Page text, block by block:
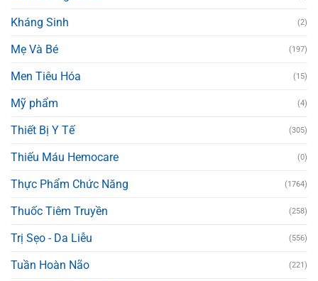
Kháng Sinh (2)
Mẹ Và Bé (197)
Men Tiêu Hóa (15)
Mỹ phẩm (4)
Thiết Bị Y Tế (305)
Thiếu Máu Hemocare (0)
Thực Phẩm Chức Năng (1764)
Thuốc Tiêm Truyền (258)
Trị Sẹo - Da Liễu (556)
Tuần Hoàn Não (221)